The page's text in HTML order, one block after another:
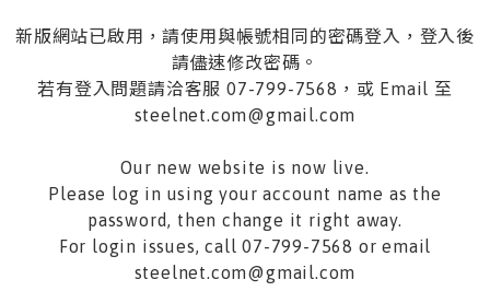
新版網站已啟用，請使用與帳號相同的密碼登入，登入後
請儘速修改密碼。
若有登入問題請洽客服 07-799-7568，或 Email 至
steelnet.com@gmail.com
Our new website is now live.
Please log in using your account name as the
password, then change it right away.
For login issues, call 07-799-7568 or email
steelnet.com@gmail.com